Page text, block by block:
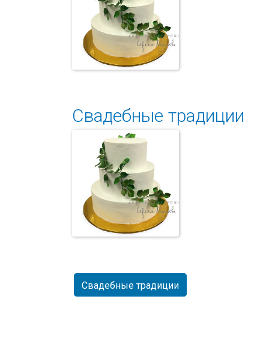
Свадебный торт
Свадебные традиции
Свадебные традиции